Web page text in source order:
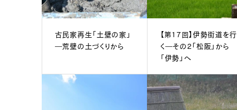
古民家再生「土壁の家」
―荒壁の土づくりから
【第17回】伊勢街道を行
く―その2「松阪」から
「伊勢」へ